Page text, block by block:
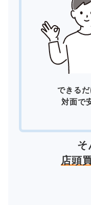
できるだ
対面で
そ
店頭